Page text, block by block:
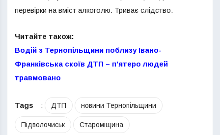
перевірки на вміст алкоголю. Триває слідство.
Читайте також:
Водій з Тернопільщини поблизу Івано-
Франківська скоїв ДТП – п’ятеро людей
травмовано
Tags : ДТП новини Тернопільщини
Підволочиськ Староміщина